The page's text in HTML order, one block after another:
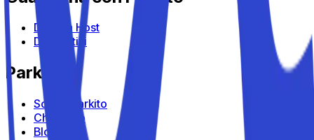
Diventa Host
Dispositivi
Parkito
Scopri Parkito
Chi siamo
Blog